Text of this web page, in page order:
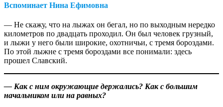
Вспоминает Нина Ефимовна
— Не скажу, что на лыжах он бегал, но по выходным нередко
километров по двадцать проходил. Он был человек грузный,
и лыжи у него были широкие, охотничьи, с тремя бороздами.
По этой лыжне с тремя бороздами все понимали: здесь
прошел Славский.
— Как с ним окружающие держались? Как с большим
начальником или на равных?